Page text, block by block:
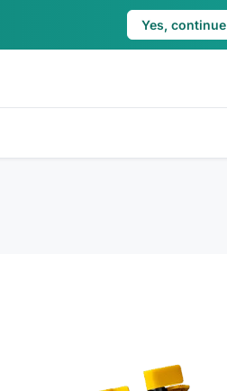
Yes, continue